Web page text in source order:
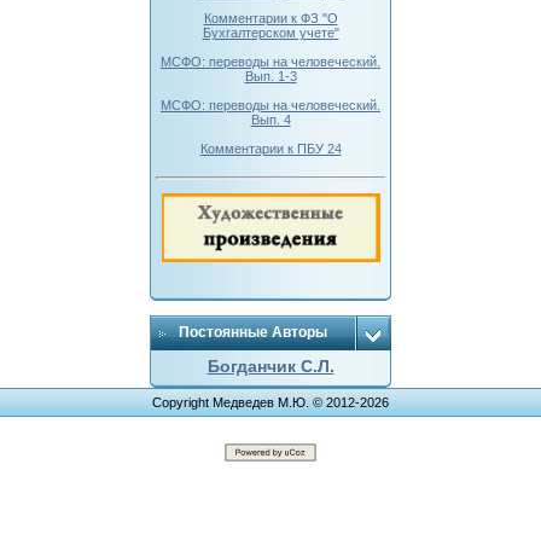
Комментарии к ФЗ "О
Бухгалтерском учете"
МСФО: переводы на человеческий.
Вып. 1-3
МСФО: переводы на человеческий.
Вып. 4
Комментарии к ПБУ 24
Постоянные Авторы
Богданчик С.Л.
Copyright Медведев М.Ю. © 2012-2026